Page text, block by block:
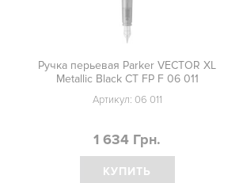
Ручка перьевая Parker VECTOR XL
Metallic Black CT FP F 06 011
Артикул: 06 011
1 634 Грн.
КУПИТЬ